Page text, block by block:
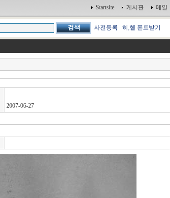
Startsite 게시판 메일
사전등록 히,헬 폰트받기
2007-06-27